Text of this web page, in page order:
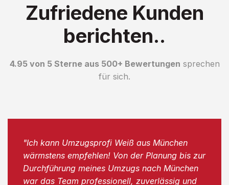
Zufriedene Kunden
berichten..
4.95 von 5 Sterne aus 500+ Bewertungen sprechen
für sich.
"Ich kann Umzugsprofi Weiß aus München
wärmstens empfehlen! Von der Planung bis zur
Durchführung meines Umzugs nach München
war das Team professionell, zuverlässig und